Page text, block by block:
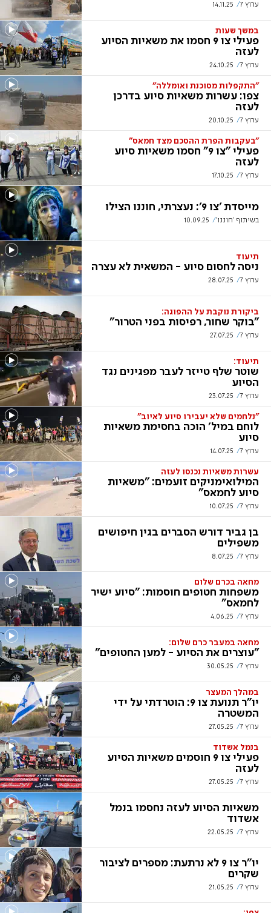
ערוץ 7 14.11.25
במשך שעות
פעילי צו 9 חסמו את משאיות הסיוע
לעזה
ערוץ 7 24.10.25
"התקפלות מסוכנת ואומללה"
צפו: עשרות משאיות סיוע בדרכן
לעזה
ערוץ 7 20.10.25
"בעקבות הפרת ההסכם מצד חמאס"
פעילי "צו 9" חסמו משאיות סיוע
לעזה
ערוץ 7 17.10.25
מייסדת 'צו 9': נעצרתי, חוננו הצילו
בשיתוף 'חוננו' 10.09.25
תיעוד
ניסה לחסום סיוע - המשאית לא עצרה
ערוץ 7 28.07.25
ביקורת נוקבת על ההפוגה:
"בוקר שחור, רפיסות בפני הטרור"
ערוץ 7 27.07.25
תיעוד:
שוטר שלף טייזר לעבר מפגינים נגד
הסיוע
ערוץ 7 23.07.25
"נלחמים שלא יעבירו סיוע לאיוב"
לוחם במיל' הוכה בחסימת משאיות
סיוע
ערוץ 7 14.07.25
עשרות משאיות נכנסו לעזה
המילואימניקים זועמים: "משאיות
סיוע לחמאס"
ערוץ 7 10.07.25
בן גביר דורש הסברים בגין חיפושים
משפילים
ערוץ 7 8.07.25
מחאה בכרם שלום
משפחות חטופים חוסמות: "סיוע ישיר
לחמאס"
ערוץ 7 4.06.25
מחאה במעבר כרם שלום:
"עוצרים את הסיוע - למען החטופים"
ערוץ 7 30.05.25
במהלך המעצר
יו"ר תנועת צו 9: הוטרדתי על ידי
המשטרה
ערוץ 7 27.05.25
בנמל אשדוד
פעילי צו 9 חוסמים משאיות הסיוע
לעזה
ערוץ 7 27.05.25
משאיות הסיוע לעזה נחסמו בנמל
אשדוד
ערוץ 7 22.05.25
יו"ר צו 9 לא נרתעת: מספרים לציבור
שקרים
ערוץ 7 21.05.25